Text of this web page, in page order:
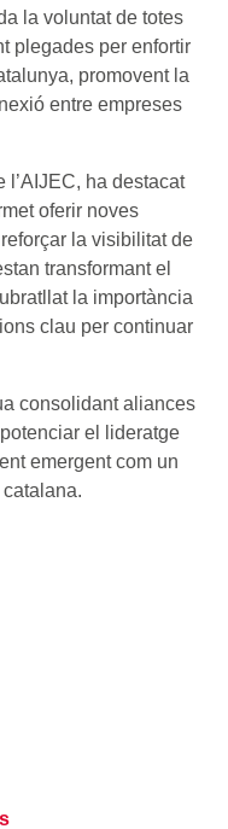
la voluntat de totes
plegades per enfortir
promovent la
entre empreses
l’AIJEC, ha destacat
oferir noves
la visibilitat de
transformant el
la importància
clau per continuar
consolidant aliances
el lideratge
emergent com un